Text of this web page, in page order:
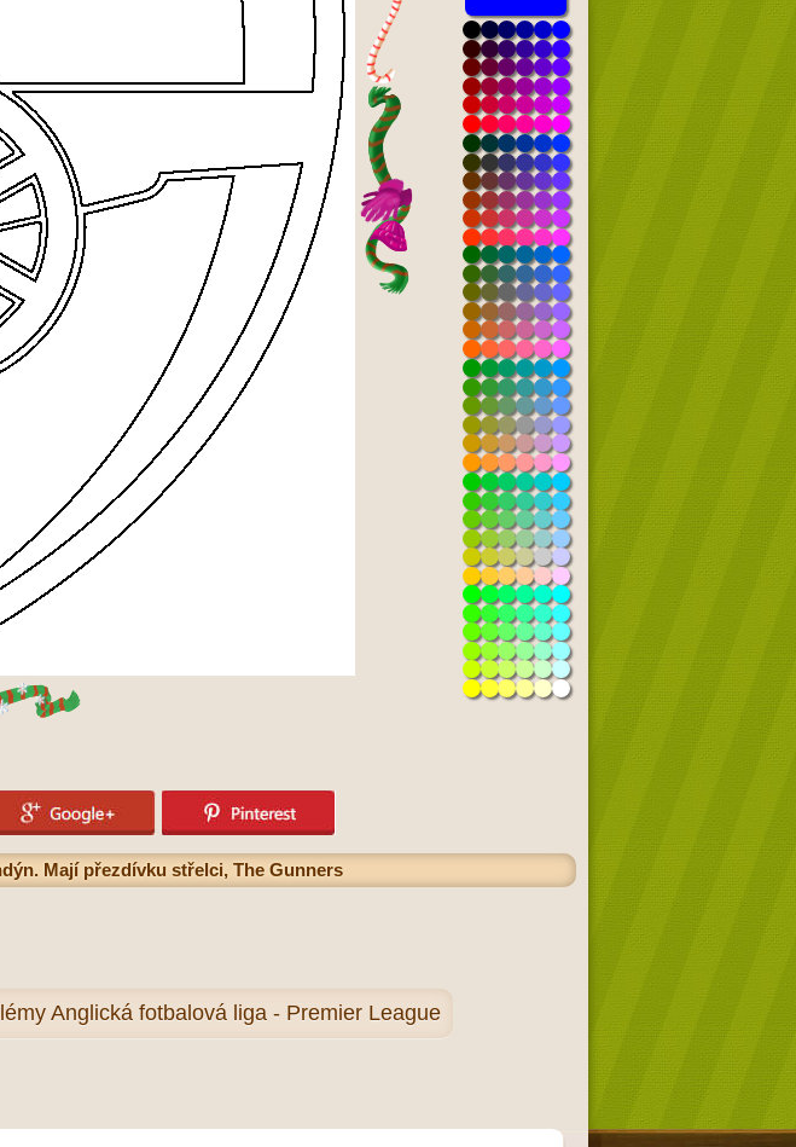
Mají přezdívku střelci, The Gunners
Anglická fotbalová liga - Premier League